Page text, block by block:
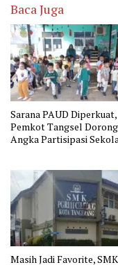
Baca Juga
Sarana PAUD Diperkuat,
Pemkot Tangsel Dorong
Angka Partisipasi
Masih Jadi Favorite,